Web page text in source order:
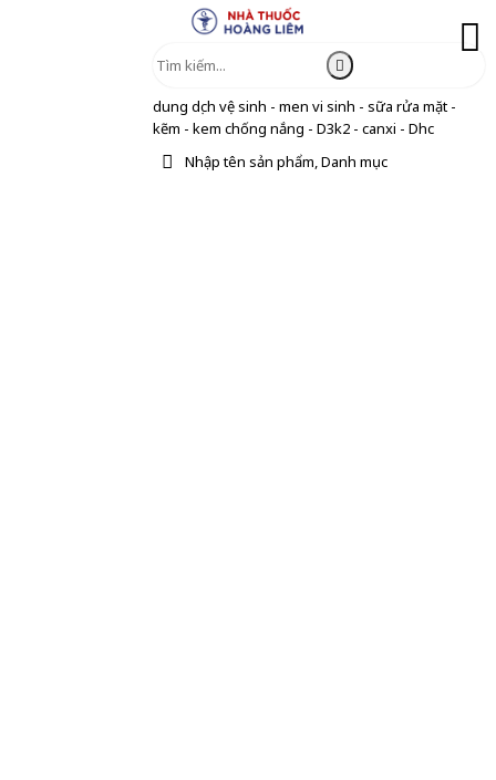
dung dịch vệ sinh - men vi sinh - sữa rửa mặt -
kẽm - kem chống nắng - D3k2 - canxi - Dhc
Nhập tên sản phẩm, Danh mục